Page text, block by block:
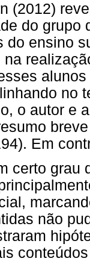
(2012)
do grupo
do ensino
na
no
o autor e
Em
certo grau
não